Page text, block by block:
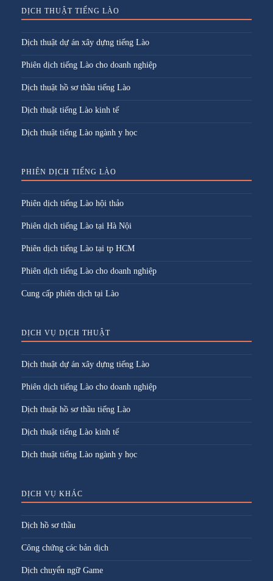
DỊCH THUẬT TIẾNG LÀO
Dịch thuật dự án xây dựng tiếng Lào
Phiên dịch tiếng Lào cho doanh nghiệp
Dịch thuật hồ sơ thầu tiếng Lào
Dịch thuật tiếng Lào kinh tế
Dịch thuật tiếng Lào ngành y học
PHIÊN DỊCH TIẾNG LÀO
Phiên dịch tiếng Lào hội thảo
Phiên dịch tiếng Lào tại Hà Nội
Phiên dịch tiếng Lào tại tp HCM
Phiên dịch tiếng Lào cho doanh nghiệp
Cung cấp phiên dịch tại Lào
DỊCH VỤ DỊCH THUẬT
Dịch thuật dự án xây dựng tiếng Lào
Phiên dịch tiếng Lào cho doanh nghiệp
Dịch thuật hồ sơ thầu tiếng Lào
Dịch thuật tiếng Lào kinh tế
Dịch thuật tiếng Lào ngành y học
DỊCH VỤ KHÁC
Dịch hồ sơ thầu
Công chứng các bản dịch
Dịch chuyển ngữ Game